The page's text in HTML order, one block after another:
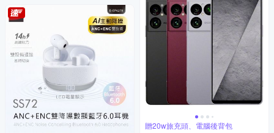
贈20w旅充頭、電腦後背包